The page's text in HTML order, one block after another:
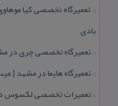
:: تعمیرگاه تخصصی كیا
بادی
:: تعمیرگاه تخصصی چری در مشهد | ۱۰ سال تجربه و
::تعمیرگاه هایما در مشهد |
:: تعمیرات تخصصی لكسوس